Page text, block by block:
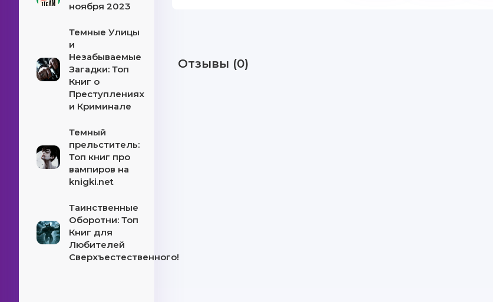
ноября 2023
Темные Улицы
и
Незабываемые
Загадки: Топ
Книг о
Преступлениях
и Криминале
Темный
прельститель:
Топ книг про
вампиров на
knigki.net
Таинственные
Оборотни: Топ
Книг для
Любителей
Сверхъестественного!
Отзывы (0)